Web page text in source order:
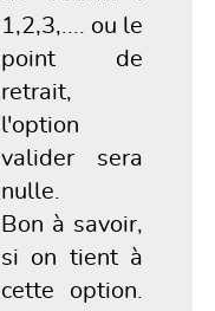
1,2,3,.... ou le
point de
retrait,
l'option
valider sera
nulle.
Bon à savoir,
si on tient à
cette option.